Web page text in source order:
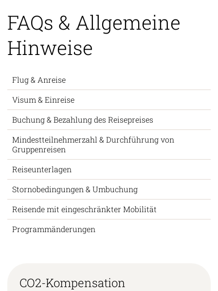
FAQs & Allgemeine
Hinweise
Flug & Anreise
Visum & Einreise
Buchung & Bezahlung des Reisepreises
Mindestteilnehmerzahl & Durchführung von
Gruppenreisen
Reiseunterlagen
Stornobedingungen & Umbuchung
Reisende mit eingeschränkter Mobilität
Programmänderungen
CO2-Kompensation